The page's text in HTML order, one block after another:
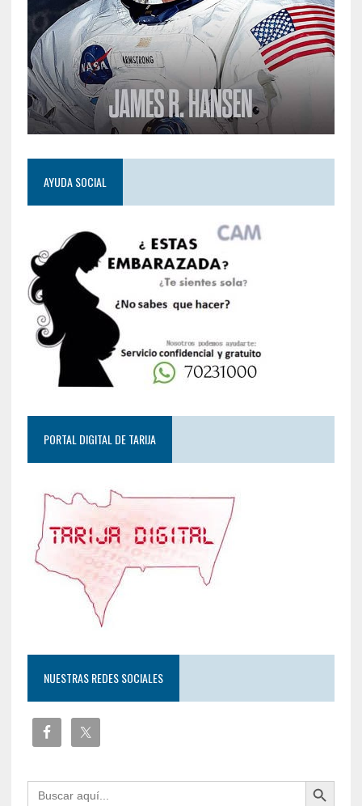
AYUDA SOCIAL
PORTAL DIGITAL DE TARIJA
NUESTRAS REDES SOCIALES
Buscar: Botón de búsqueda